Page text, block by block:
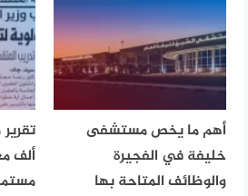
أهم ما يخص مستشفى
خليفة في الفجيرة
والوظائف المتاحة بها
ألف